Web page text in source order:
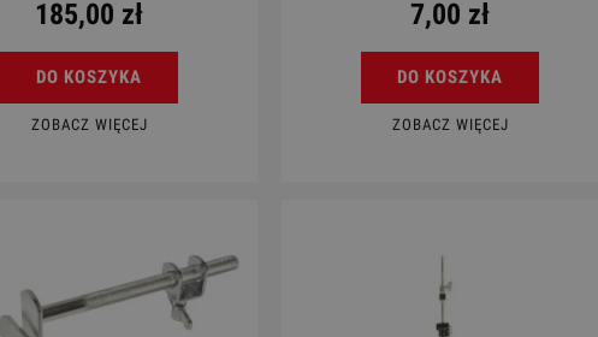
185,00 zł
DO KOSZYKA
ZOBACZ WIĘCEJ
7,00 zł
DO KOSZYKA
ZOBACZ WIĘCEJ